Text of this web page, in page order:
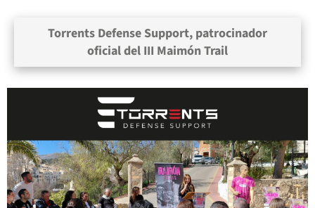
Torrents Defense Support, patrocinador
oficial del III Maimón Trail